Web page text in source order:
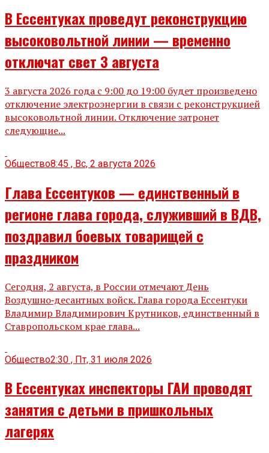
В Ессентуках проведут реконструкцию
высоковольтной линии — временно
отключат свет 3 августа
3 августа 2026 года с 9:00 до 19:00 будет произведено
отключение электроэнергии в связи с реконструкцией
высоковольтной линии. Отключение затронет
следующие...
Общество8:45 , Вс, 2 августа 2026
Глава Ессентуков — единственный в
регионе глава города, служивший в ВДВ,
поздравил боевых товарищей с
праздником
Сегодня, 2 августа, в России отмечают День
Воздушно‑десантных войск. Глава города Ессентуки
Владимир Владимирович Крутников, единственный в
Ставропольском крае глава...
Общество2:30 , Пт, 31 июля 2026
В Ессентуках инспекторы ГАИ проводят
занятия с детьми в пришкольных
лагерях